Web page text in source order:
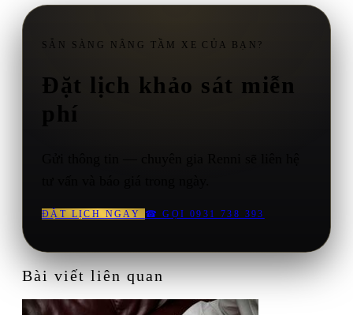
SẴN SÀNG NÂNG TẦM XE CỦA BẠN?
Đặt lịch khảo sát miễn
phí
ĐẶT LỊCH NGAY ☎ GỌI 0931 738 393
Bài viết liên quan